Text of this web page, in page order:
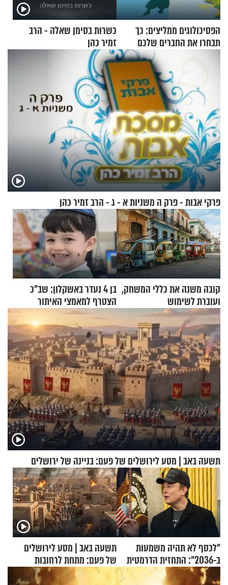
הפסיכולוגים ממליצים: כך
תבחרו את החברים שלכם
בחיים
כשרות בסימן שאלה - הרב
זמיר כהן
פרקי אבות - פרק ה משניות א - ג - הרב זמיר כהן
קובה משנה את כללי המשחק,
ועוברת לשימוש
בתלת־אופנועים סולאריים
בן 4 נעדר באשקלון: שב"כ
הצטרף למאמצי האיתור
תשעה באב | מסע לירושלים של פעם: בניינה של ירושלים
"לכסף לא תהיה משמעות
ב-2036": התחזית הדרמטית
של אילון מאסק על עתיד
תשעה באב | מסע לירושלים
של פעם: מתחת לרחובות
ירושלים